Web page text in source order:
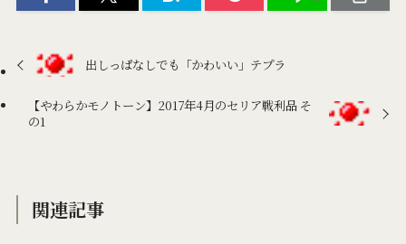
出しっぱなしでも「かわいい」テプラ
【やわらかモノトーン】2017年4月のセリア戦利品 そ
の1
関連記事